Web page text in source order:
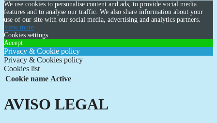
We use cookies to personalise content and ads, to provide social media
features and to analyse our traffic. We also share information about your
use of our site with our social media, advertising and analytics partners.
View more
Cookies settings
Accept
Privacy & Cookie policy
Privacy & Cookies policy
Cookies list
Cookie name Active
AVISO LEGAL